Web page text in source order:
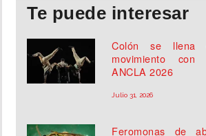
Te puede interesar
Colón se
movimiento
ANCLA 2026
Julio 31, 2026
Feromonas de